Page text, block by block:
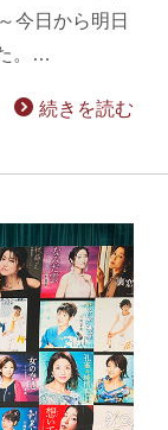
今日から明日
。…
続きを読む